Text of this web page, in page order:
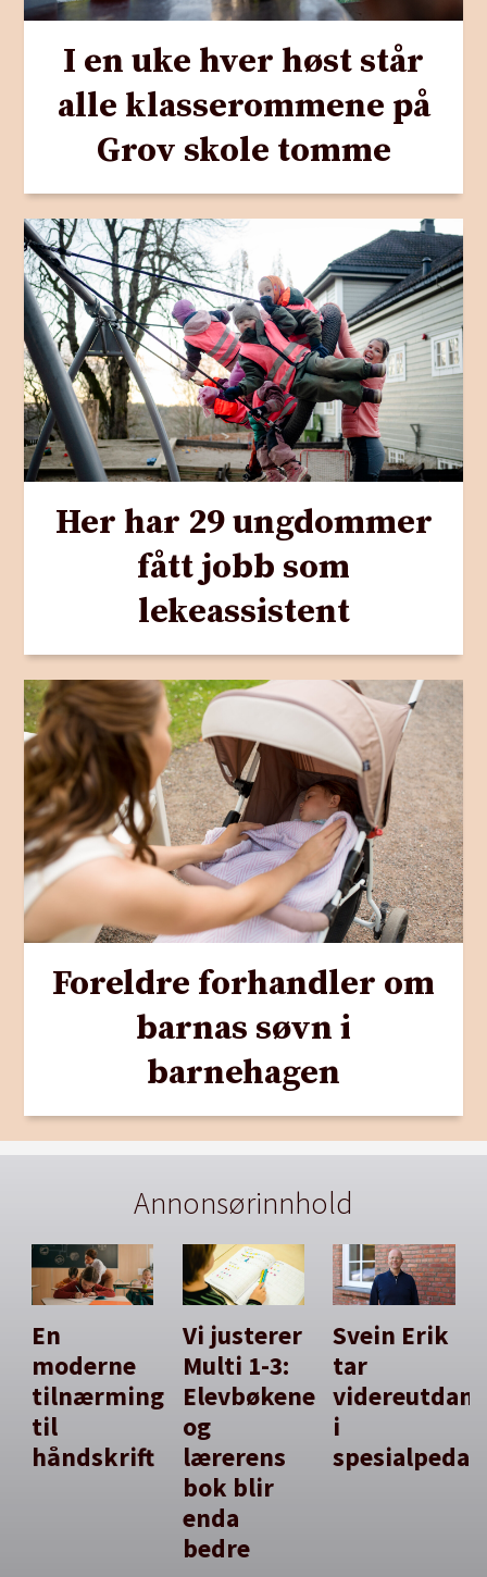
I en uke hver høst står
alle klasserommene på
Grov skole tomme
Her har 29 ungdommer
fått jobb som
lekeassistent
Foreldre forhandler om
barnas søvn i
barnehagen
Annonsørinnhold
En
moderne
tilnærming
til
håndskrift
Vi justerer
Multi 1-3:
Elevbøkene
og
lærerens
bok blir
enda
bedre
Svein Erik
tar
i